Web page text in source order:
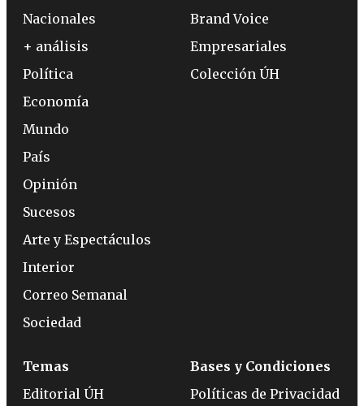
Nacionales
+ análisis
Política
Economía
Mundo
País
Opinión
Sucesos
Arte y Espectáculos
Interior
Correo Semanal
Sociedad
Brand Voice
Empresariales
Colección ÚH
Temas
Editorial ÚH
Bases y Condiciones
Políticas de Privacidad